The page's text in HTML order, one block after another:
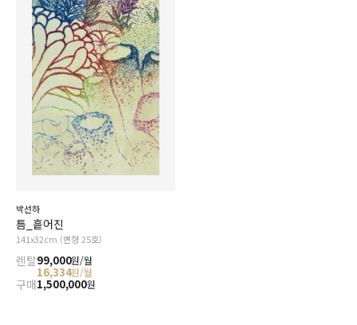
박선하
틈_흩어진
141x32cm (변형 25호)
렌탈99,000원/월
16,334원/월
구매1,500,000원